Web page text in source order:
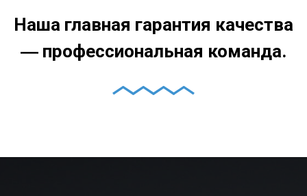
Наша главная гарантия качества
― профессиональная команда.